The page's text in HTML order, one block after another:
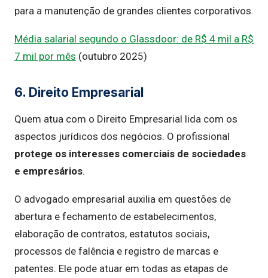
para a manutenção de grandes clientes corporativos.
Média salarial segundo o Glassdoor: de R$ 4 mil a R$
7 mil por mês (outubro 2025)
6. Direito Empresarial
Quem atua com o Direito Empresarial lida com os
aspectos jurídicos dos negócios. O profissional
protege os interesses comerciais de sociedades
e empresários.
O advogado empresarial auxilia em questões de
abertura e fechamento de estabelecimentos,
elaboração de contratos, estatutos sociais,
processos de falência e registro de marcas e
patentes. Ele pode atuar em todas as etapas de